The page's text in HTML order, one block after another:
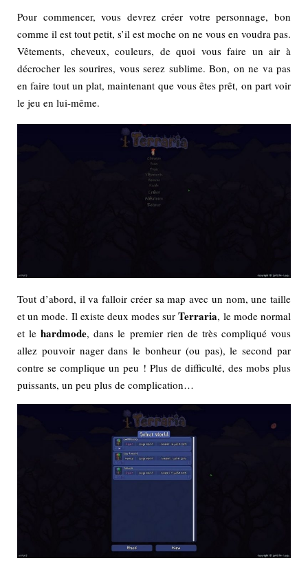
Pour commencer, vous devrez créer votre personnage, bon
comme il est tout petit, s’il est moche on ne vous en voudra pas.
Vêtements, cheveux, couleurs, de quoi vous faire un air à
décrocher les sourires, vous serez sublime. Bon, on ne va pas
en faire tout un plat, maintenant que vous êtes prêt, on part voir
le jeu en lui-même.
Tout d’abord, il va falloir créer sa map avec un nom, une taille
et un mode. Il existe deux modes surTerraria, le mode normal
et lehardmode, dans le premier rien de très compliqué vous
allez pouvoir nager dans le bonheur (ou pas), le second par
contre se complique un peu ! Plus de difficulté, des mobs plus
puissants, un peu plus de complication…